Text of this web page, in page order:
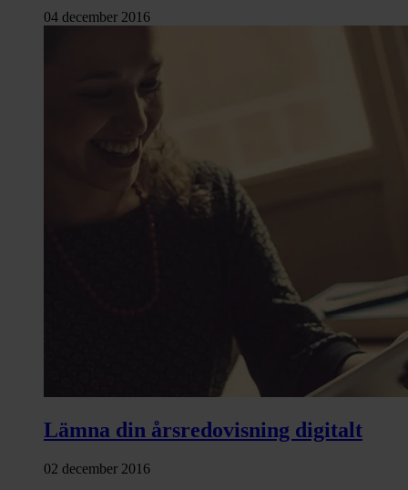
04 december 2016
Lämna din årsredovisning digitalt
02 december 2016